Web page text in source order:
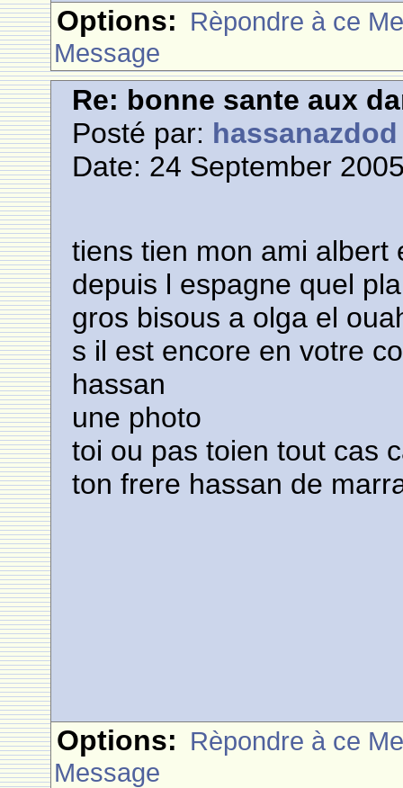
Options: Rèpondre à ce
Message
Re: bonne sante aux
Posté par: hassanazdod
Date: 24 September
tiens tien mon ami albert
depuis l espagne quel
gros bisous a olga el
s il est encore en votre
hassan
une photo
toi ou pas toien tout cas
ton frere hassan de
Options: Rèpondre à ce
Message